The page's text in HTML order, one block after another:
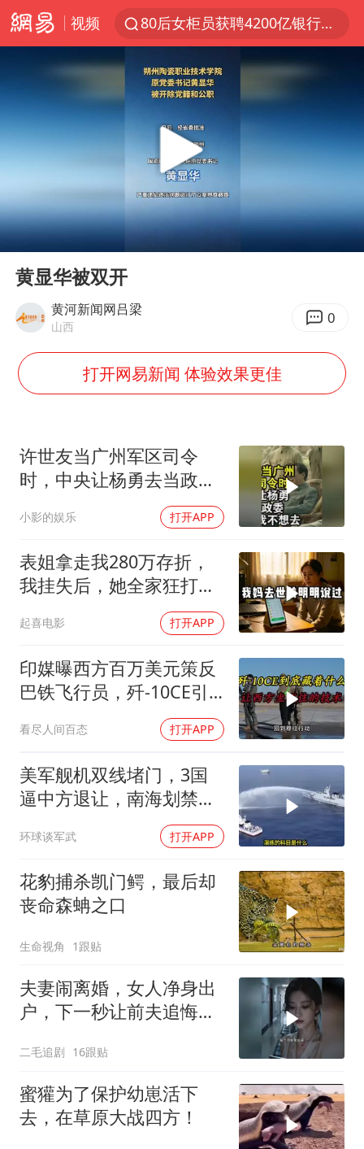
视频
80后女柜员获聘4200亿银行副行长
24小时不关空调 电费会更低吗
郑国霖回应去景区上班被保安拦下
“梅姨案”被拐儿童钟彬发声
空调发明出来竟然不是为了给人降温
今年4位周星驰电影配角去世
“梅姨”准确年龄仍未知
韩国每3辆新上牌电车就有1辆来自中国
多个台风来袭 是否会相互影响
李亚鹏向地铁吐血女孩捐99999元
中国经济展现强大韧性和活力
Play
00:00 00:16
黄显华被双开
黄河新闻网吕梁
山西 0
打开网易新闻 体验效果更佳
许世友当广州军区司令
时，中央让杨勇去当政
委，杨勇说：我不想去
小影的娱乐 打开APP
表姐拿走我280万存折，
我挂失后，她全家狂打
起喜电影 打开APP
印媒曝西方百万美元策反
巴铁飞行员，歼-10CE引
看尽人间百态 打开APP
美军舰机双线堵门，3国
逼中方退让，南海划禁
区，轰-6K已经挂弹
环球谈军武 打开APP
花豹捕杀凯门鳄，最后却
丧命森蚺之口
生命视角 1跟贴
夫妻闹离婚，女人净身出
户，下一秒让前夫追悔莫
二毛追剧 16跟贴
蜜獾为了保护幼崽活下
去，在草原大战四方！